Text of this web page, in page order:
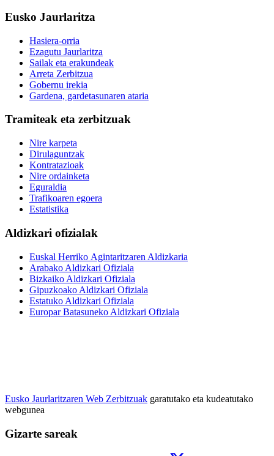
Eusko Jaurlaritza
Hasiera-orria
Ezagutu Jaurlaritza
Sailak eta erakundeak
Arreta Zerbitzua
Gobernu irekia
Gardena, gardetasunaren ataria
Tramiteak eta zerbitzuak
Nire karpeta
Dirulaguntzak
Kontratazioak
Nire ordainketa
Eguraldia
Trafikoaren egoera
Estatistika
Aldizkari ofizialak
Euskal Herriko Agintaritzaren Aldizkaria
Arabako Aldizkari Ofiziala
Bizkaiko Aldizkari Ofiziala
Gipuzkoako Aldizkari Ofiziala
Estatuko Aldizkari Ofiziala
Europar Batasuneko Aldizkari Ofiziala
Eusko Jaurlaritzaren Web Zerbitzuak garatutako eta kudeatutako
webgunea
Gizarte sareak